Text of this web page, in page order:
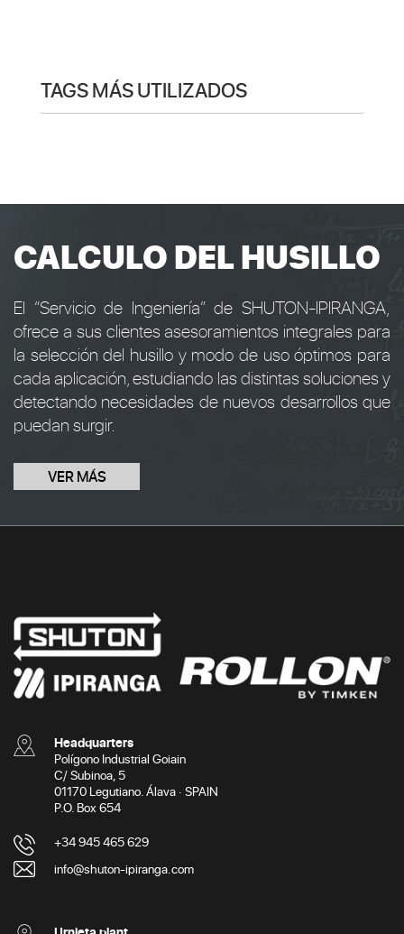
TAGS MÁS UTILIZADOS
CALCULO DEL HUSILLO
El “Servicio de Ingeniería” de SHUTON-IPIRANGA,
ofrece a sus clientes asesoramientos integrales para
la selección del husillo y modo de uso óptimos para
cada aplicación, estudiando las distintas soluciones y
detectando necesidades de nuevos desarrollos que
puedan surgir.
VER MÁS
Headquarters
Polígono Industrial Goiain
C/ Subinoa, 5
01170 Legutiano. Álava · SPAIN
P.O. Box 654
+34 945 465 629
info@shuton-ipiranga.com